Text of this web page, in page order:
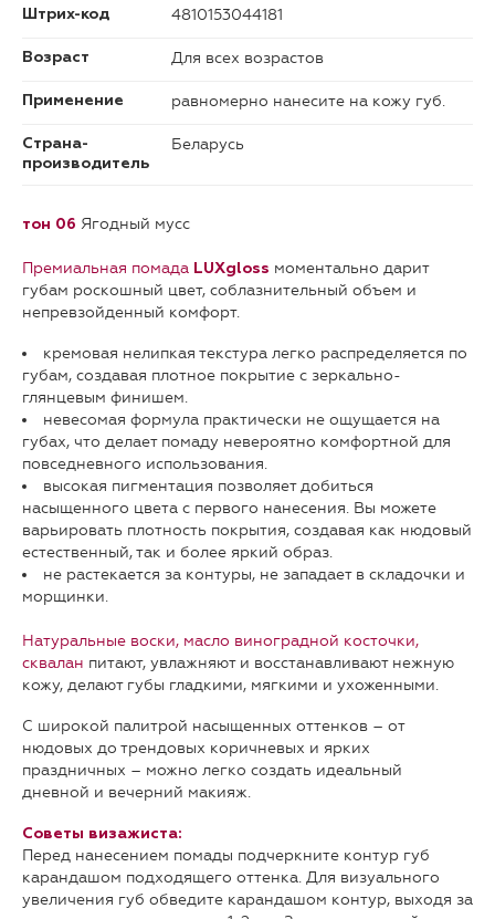
Штрих-код 4810153044181
Возраст Для всех возрастов
Применение равномерно нанесите на кожу губ.
Страна-
производитель
Беларусь
тон 06 Ягодный мусс
Премиальная помада LUXgloss моментально дарит
губам роскошный цвет, соблазнительный объем и
непревзойденный комфорт.
кремовая нелипкая текстура легко распределяется по
губам, создавая плотное покрытие с зеркально-
глянцевым финишем.
невесомая формула практически не ощущается на
губах, что делает помаду невероятно комфортной для
повседневного использования.
высокая пигментация позволяет добиться
насыщенного цвета с первого нанесения. Вы можете
варьировать плотность покрытия, создавая как нюдовый
естественный, так и более яркий образ.
не растекается за контуры, не западает в складочки и
морщинки.
Натуральные воски, масло виноградной косточки,
сквалан питают, увлажняют и восстанавливают нежную
кожу, делают губы гладкими, мягкими и ухоженными.
С широкой палитрой насыщенных оттенков – от
нюдовых до трендовых коричневых и ярких
праздничных – можно легко создать идеальный
дневной и вечерний макияж.
Советы визажиста:
Перед нанесением помады подчеркните контур губ
карандашом подходящего оттенка. Для визуального
увеличения губ обведите карандашом контур, выходя за